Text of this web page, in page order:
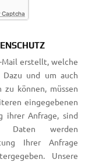
Captcha
Mail erstellt, welche
und um auch
können, müssen
eingegebenen
ihrer Anfrage, sind
Daten werden
Ihrer Anfrage
Unsere